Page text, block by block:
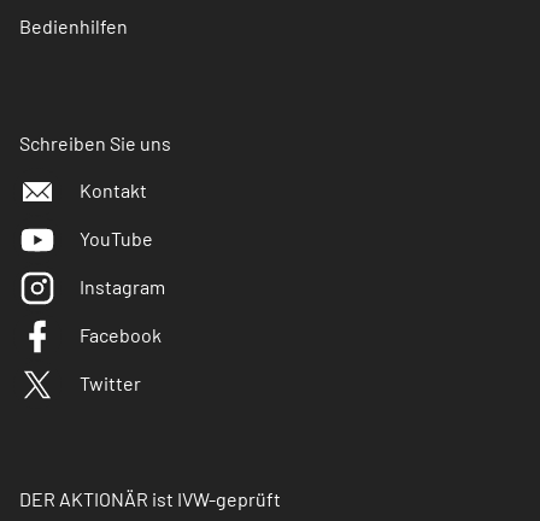
Bedienhilfen
Schreiben Sie uns
Kontakt
YouTube
Instagram
Facebook
Twitter
DER AKTIONÄR ist IVW-geprüft